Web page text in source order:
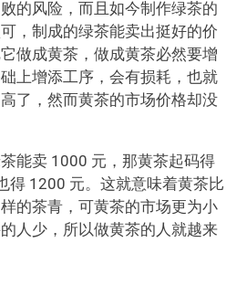
的风险，而且如今制作绿茶的
，制成的绿茶能卖出挺好的价
做成黄茶，做成黄茶必然要增
上增添工序，会有损耗，也就
了，然而黄茶的市场价格却没
能卖 1000 元，那黄茶起码得
得 1200 元。这就意味着黄茶比
的茶青，可黄茶的市场更为小
人少，所以做黄茶的人就越来